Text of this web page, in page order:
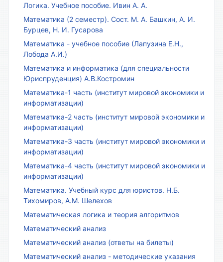
Логика. Учебное пособие. Ивин А. А.
Математика (2 семестр). Сост. М. А. Башкин, А. И.
Бурцев, Н. И. Гусарова
Математика - учебное пособие (Лапузина Е.Н.,
Лобода А.И.)
Математика и информатика (для специальности
Юриспруденция) А.В.Костромин
Математика-1 часть (институт мировой экономики и
информатизации)
Математика-2 часть (институт мировой экономики и
информатизации)
Математика-3 часть (институт мировой экономики и
информатизации)
Математика-4 часть (институт мировой экономики и
информатизации)
Математика. Учебный курс для юристов. Н.Б.
Тихомиров, А.М. Шелехов
Математическая логика и теория алгоритмов
Математический анализ
Математический анализ (ответы на билеты)
Математический анализ - методические указания